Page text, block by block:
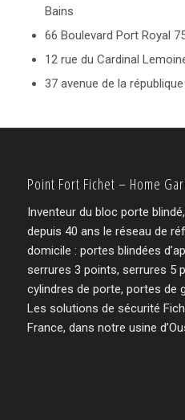
Bains
66 Boulevard Port Royal
12 rue du Cardinal
37 avenue de la
Point Fort Fichet – Home
Inventeur du bloc porte
depuis 40 ans le réseau de
domicile : portes blindées
serrures 3 points, serrures 5
cylindres de porte, portes de
Les solutions de sécurité
France, dans notre usine